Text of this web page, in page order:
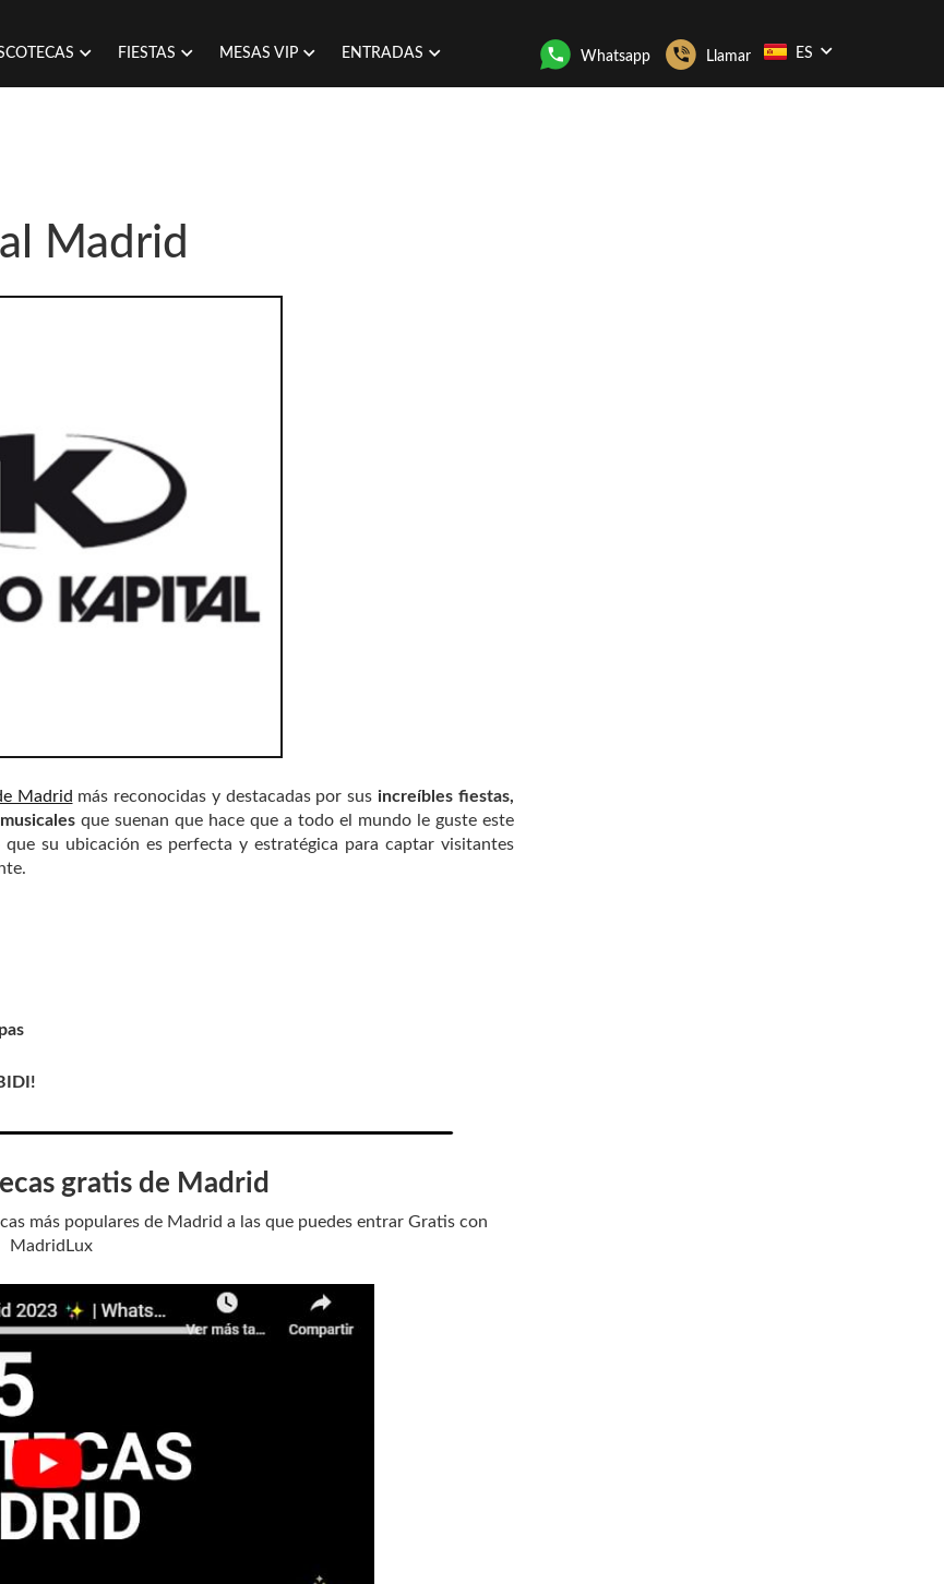
FIESTAS MESAS VIP ENTRADAS Whatsapp Llamar ES
Madrid
Madrid más reconocidas y destacadas por sus increíbles fiestas,
que suenan que hace que a todo el mundo le guste este
su ubicación es perfecta y estratégica para captar visitantes
gratis de Madrid
más populares de Madrid a las que puedes entrar Gratis con
MadridLux